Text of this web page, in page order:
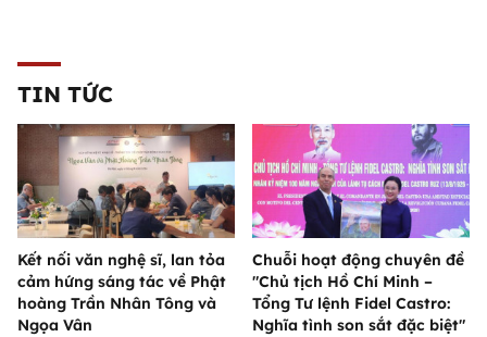
TIN TỨC
Kết nối văn nghệ sĩ, lan tỏa
cảm hứng sáng tác về Phật
hoàng Trần Nhân Tông và
Ngọa Vân
Chuỗi hoạt động chuyên đề
"Chủ tịch Hồ Chí Minh –
Tổng Tư lệnh Fidel Castro:
Nghĩa tình son sắt đặc biệt"